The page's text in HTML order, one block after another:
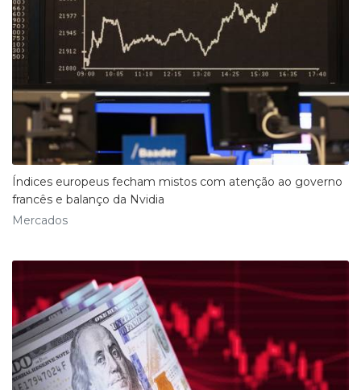
Índices europeus fecham mistos com atenção ao governo
francês e balanço da Nvidia
Mercados